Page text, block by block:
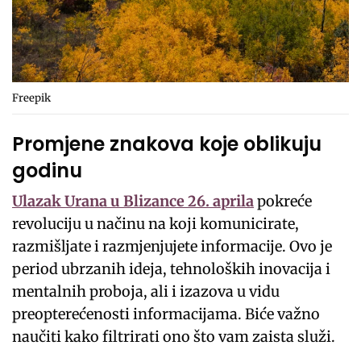
Freepik
Promjene znakova koje oblikuju
godinu
Ulazak Urana u Blizance 26. aprilapokreće
revoluciju u načinu na koji komunicirate,
razmišljate i razmjenjujete informacije. Ovo je
period ubrzanih ideja, tehnoloških inovacija i
mentalnih proboja, ali i izazova u vidu
preopterećenosti informacijama. Biće važno
naučiti kako filtrirati ono što vam zaista služi.